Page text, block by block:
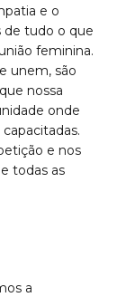
e o
de tudo o que
feminina.
unem, são
nossa
onde
e nos
todas as
a